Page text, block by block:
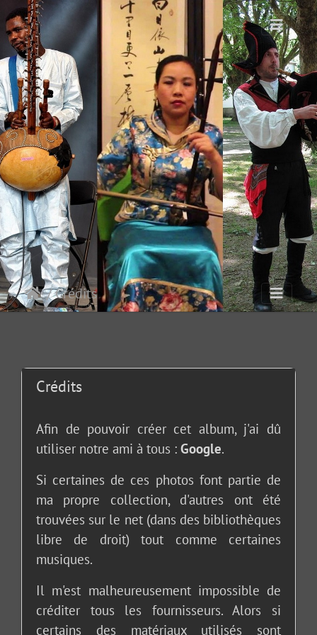
/ Crédits
Crédits
Afin de pouvoir créer cet album, j'ai dû
utiliser notre ami à tous : Google.
Si certaines de ces photos font partie de
ma propre collection, d'autres ont été
trouvées sur le net (dans des bibliothèques
libre de droit) tout comme certaines
musiques.
Il m'est malheureusement impossible de
créditer tous les fournisseurs. Alors si
certains des matériaux utilisés sont